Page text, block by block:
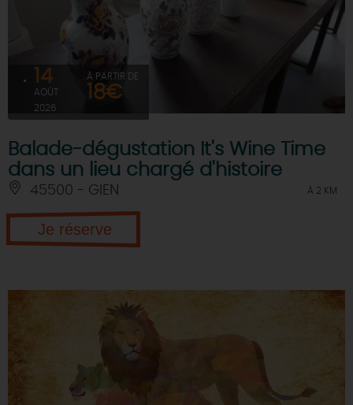
14
AOÛT
2026
À PARTIR DE
18€
Balade-dégustation It's Wine Time
dans un lieu chargé d'histoire
45500 - GIEN À 2 KM
Je réserve